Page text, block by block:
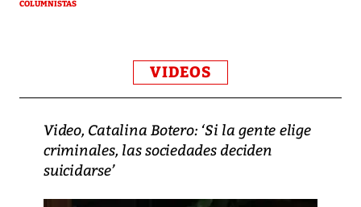
COLUMNISTAS
VIDEOS
Video, Catalina Botero: ‘Si la gente elige
criminales, las sociedades deciden
suicidarse’